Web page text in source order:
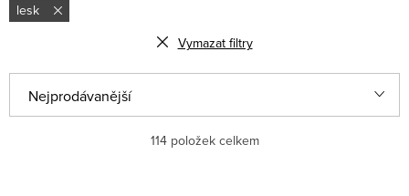
lesk
Vymazat filtry
a
Nejprodávanější
114položek celkem